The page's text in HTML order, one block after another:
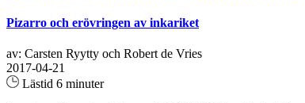
Pizarro och erövringen av inkariket
av: Carsten Ryytty och Robert de Vries
2017-04-21
Lästid 6 minuter